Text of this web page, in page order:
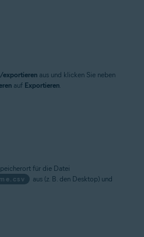
exportieren aus und klicken Sie neben
auf Exportieren.
für die Datei
aus (z. B. den Desktop) und